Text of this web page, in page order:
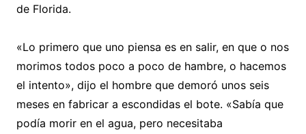
de Florida.
«Lo primero que uno piensa es en salir, en que o nos
morimos todos poco a poco de hambre, o hacemos
el intento», dijo el hombre que demoró unos seis
meses en fabricar a escondidas el bote. «Sabía que
podía morir en el agua, pero necesitaba